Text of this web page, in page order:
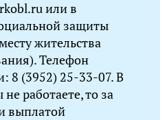
или в
защиты
жительства
Телефон
8 (3952) 25-33-07. В
работаете, то за
выплатой